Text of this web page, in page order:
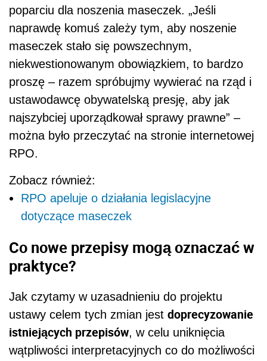
poparciu dla noszenia maseczek. „Jeśli
naprawdę komuś zależy tym, aby noszenie
maseczek stało się powszechnym,
niekwestionowanym obowiązkiem, to bardzo
proszę – razem spróbujmy wywierać na rząd i
ustawodawcę obywatelską presję, aby jak
najszybciej uporządkował sprawy prawne” –
można było przeczytać na stronie internetowej
RPO.
Zobacz również:
RPO apeluje o działania legislacyjne
dotyczące maseczek
Co nowe przepisy mogą oznaczać w
praktyce?
Jak czytamy w uzasadnieniu do projektu
ustawy celem tych zmian jest doprecyzowanie
istniejących przepisów, w celu uniknięcia
wątpliwości interpretacyjnych co do możliwości